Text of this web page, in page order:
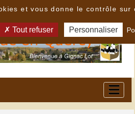
et vous donne le contrôle sur
Tout refuser Personnaliser